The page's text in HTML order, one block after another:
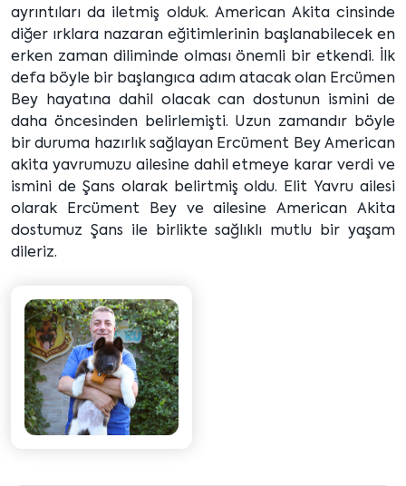
ayrıntıları da iletmiş olduk. American Akita cinsinde
diğer ırklara nazaran eğitimlerinin başlanabilecek en
erken zaman diliminde olması önemli bir etkendi. İlk
defa böyle bir başlangıca adım atacak olan Ercümen
Bey hayatına dahil olacak can dostunun ismini de
daha öncesinden belirlemişti. Uzun zamandır böyle
bir duruma hazırlık sağlayan Ercüment Bey American
akita yavrumuzu ailesine dahil etmeye karar verdi ve
ismini de Şans olarak belirtmiş oldu. Elit Yavru ailesi
olarak Ercüment Bey ve ailesine American Akita
dostumuz Şans ile birlikte sağlıklı mutlu bir yaşam
dileriz.